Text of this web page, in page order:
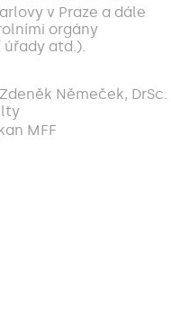
v Praze a dále
orgány
úřady atd.).
Němeček, DrSc.
MFF